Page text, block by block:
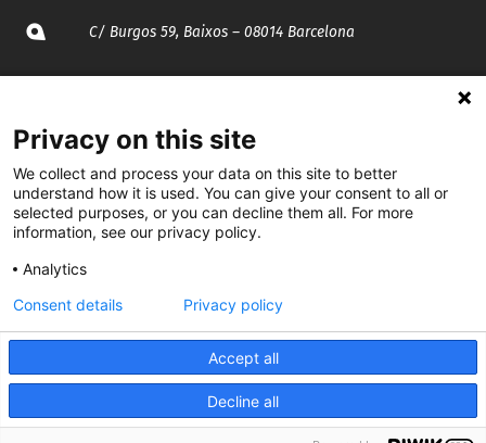
C/ Burgos 59, Baixos – 08014 Barcelona
935 120 481
@CGTCatalunya
cgtcatalunya
Desenvolupat per
Privacy on this site
We collect and process your data on this site to better
understand how it is used. You can give your consent to all or
selected purposes, or you can decline them all. For more
information, see our privacy policy.
Analytics
Accept all
Decline all
Consent details Privacy policy